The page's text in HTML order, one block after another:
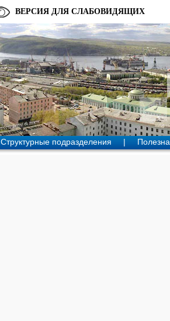
ВЕРСИЯ ДЛЯ СЛАБОВИДЯЩИХ
Структурные подразделения |